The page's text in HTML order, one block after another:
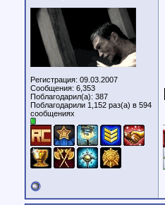
Регистрация: 09.03.2007
Сообщения: 6,353
Поблагодарил(а): 387
Поблагодарили 1,152 раз(а) в 594
сообщениях